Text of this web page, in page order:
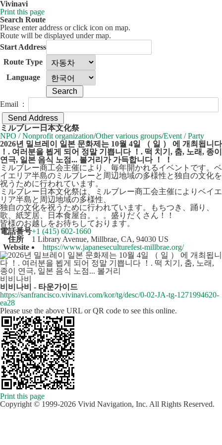
Vivinavi
Print this page
Search Route
Please enter address or click icon on map.
Route will be displayed under map.
Start Address
Route Type
Language
Email :
+
−
30 km
ミルブレー日本文化祭
NPO / Nonprofit organization/Other various groups/Event / Party
2026년 밀브레이 일본 문화제는 10월 4일 （ 일 ） 에 개최됩니다
！. 여러분을 뵙게 되어 정말 기쁩니다 ！. 떡 치기, 춤, 노래, 종이
연극, 일본 음식 노점... 볼거리가 가득합니다 ！ ！
ミルブレー商工会主催により、毎年開かれるイベントです。ベ
イエリア半島のミルブレーと周辺地域の多様性と独自の文化を
祝うために行われています。
ミルブレー日本文化祭は、ミルブレー商工会主催によりベイエ
リア半島と周辺地域の多様性、
独自の文化を祝うために行われています。もちつき、踊り、
歌、紙芝居、日本食屋台。。。盛りだくさん！！
皆様のお越しをお待ちしております。
電話番号+1 (415) 602-1660
住所
1 Library Avenue, Millbrae, CA, 94030 US
Website
https://www.japaneseculturefest-millbrae.org/
비비나비
비비나비 - 타운가이드
https://sanfrancisco.vivinavi.com/kor/tg/desc/0-02-JA-tg-1271994620-
ea28
Please use the above URL or QR code to see this online.
Print this page
Copyright © 1999-2026 Vivid Navigation, Inc. All Rights Reserved.